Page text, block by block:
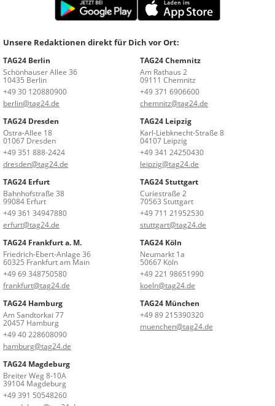
Unsere Redaktionen direkt für Dich vor Ort:
TAG24 Berlin
Schönhauser Allee 36
10435 Berlin
+49 30 120880900
berlin@tag24.de
TAG24 Chemnitz
Am Rathaus 2
09111 Chemnitz
+49 371 6906600
chemnitz@tag24.de
TAG24 Dresden
Ostra-Allee 18
01067 Dresden
+49 351 888-2424
dresden@tag24.de
TAG24 Leipzig
Karl-Liebknecht-Straße 8
04107 Leipzig
+49 341 24250430
leipzig@tag24.de
TAG24 Erfurt
Bahnhofstraße 38
99084 Erfurt
+49 361 34947880
erfurt@tag24.de
TAG24 Stuttgart
Curiestraße 2
70563 Stuttgart
+49 711 21952530
stuttgart@tag24.de
TAG24 Frankfurt a. M.
Friedrich-Ebert-Anlage 36
60325 Frankfurt am Main
+49 69 348750580
frankfurt@tag24.de
TAG24 Köln
Neumarkt 1a
50667 Köln
+49 221 98651990
koeln@tag24.de
TAG24 Hamburg
Am Sandtorkai 77
20457 Hamburg
+49 40 228608090
hamburg@tag24.de
TAG24 München
+49 89 215390320
muenchen@tag24.de
TAG24 Magdeburg
Breiter Weg 8-10A
39104 Magdeburg
+49 391 50548260